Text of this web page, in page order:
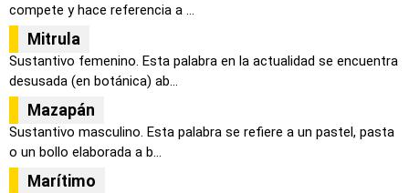
compete y hace referencia a ...
Mitrula
Sustantivo femenino. Esta palabra en la actualidad se encuentra
desusada (en botánica) ab...
Mazapán
Sustantivo masculino. Esta palabra se refiere a un pastel, pasta
o un bollo elaborada a b...
Marítimo